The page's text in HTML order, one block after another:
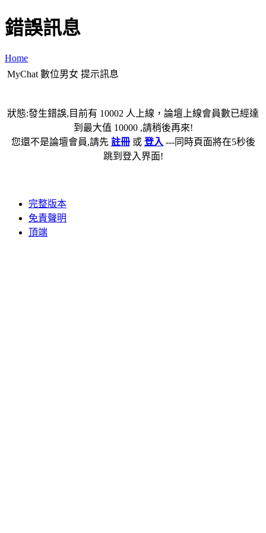
錯誤訊息
Home
MyChat 數位男女 提示訊息
狀態:發生錯誤,目前有 10002 人上線，論壇上線會員數已經達
到最大值 10000 ,請稍後再來!
您還不是論壇會員,請先 註冊或 登入 ---同時頁面將在5秒後
跳到登入界面!
完整版本
免責聲明
頂端